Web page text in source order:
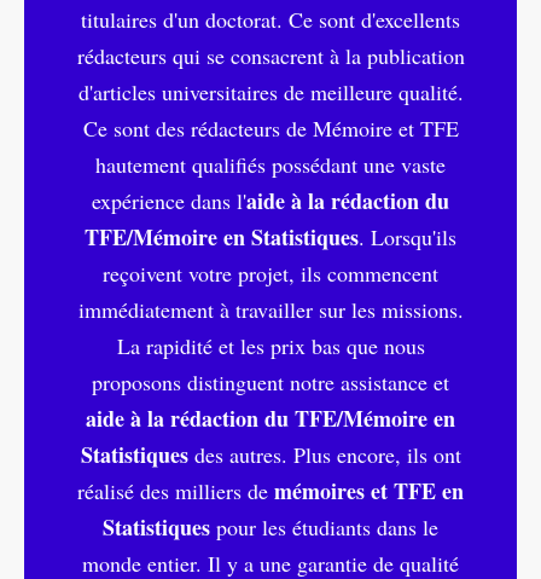
titulaires d'un doctorat. Ce sont d'excellents
rédacteurs qui se consacrent à la publication
d'articles universitaires de meilleure qualité.
Ce sont des rédacteurs de Mémoire et TFE
hautement qualifiés possédant une vaste
expérience dans l'aide à la rédaction du
TFE/Mémoire en Statistiques. Lorsqu'ils
reçoivent votre projet, ils commencent
immédiatement à travailler sur les missions.
La rapidité et les prix bas que nous
proposons distinguent notre assistance et
aide à la rédaction du TFE/Mémoire en
Statistiquesdes autres. Plus encore, ils ont
réalisé des milliers de mémoires et TFE en
Statistiques pour les étudiants dans le
monde entier. Il y a une garantie de qualité